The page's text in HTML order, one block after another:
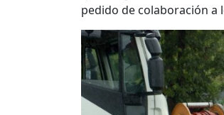
pedido de colaboración a